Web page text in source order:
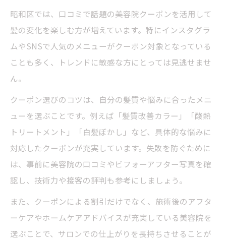
昭和区では、口コミで話題の美容院クーポンを活用して
髪の変化を楽しむ方が増えています。特にインスタグラ
ムやSNSで人気のメニューがクーポン対象となっている
ことも多く、トレンドに敏感な方にとっては見逃せませ
ん。
クーポン選びのコツは、自分の髪質や悩みに合ったメニ
ューを選ぶことです。例えば「髪質改善カラー」「酸熱
トリートメント」「白髪ぼかし」など、具体的な悩みに
対応したクーポンが充実しています。失敗を防ぐために
は、事前に美容院の口コミやビフォーアフター写真を確
認し、技術力や接客の評判も参考にしましょう。
また、クーポンによる割引だけでなく、施術後のアフタ
ーケアやホームケアアドバイスが充実している美容院を
選ぶことで、サロンでの仕上がりを長持ちさせることが